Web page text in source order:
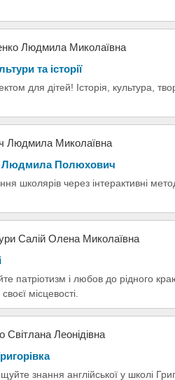
Людмила Миколаївна
та історії
для дітей! Історія, культура,
Людмила Миколаївна
Людмила Полюхович
школярів через інтерактивні
Салій Олена Миколаївна
патріотизм і любов до рідного
місцевості.
Світлана Леонідівна
знання англійської у школі